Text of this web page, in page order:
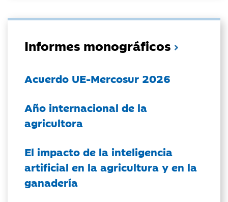
Informes monográficos
Acuerdo UE-Mercosur 2026
Año internacional de la
agricultora
El impacto de la inteligencia
artificial en la agricultura y en la
ganadería